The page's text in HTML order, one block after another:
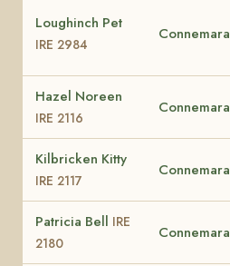
Loughinch Pet
IRE 2984
Connemara
Hazel Noreen
IRE 2116
Connemara
Kilbricken Kitty
IRE 2117
Connemara
Patricia Bell IRE
2180
Connemara